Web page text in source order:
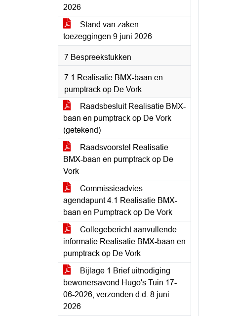
2026
Stand van zaken
toezeggingen 9 juni 2026
7 Bespreekstukken
7.1 Realisatie BMX-baan en
pumptrack op De Vork
Raadsbesluit Realisatie BMX-
baan en pumptrack op De Vork
(getekend)
Raadsvoorstel Realisatie
BMX-baan en pumptrack op De
Vork
Commissieadvies
agendapunt 4.1 Realisatie BMX-
baan en Pumptrack op De Vork
Collegebericht aanvullende
informatie Realisatie BMX-baan en
pumptrack op De Vork
Bijlage 1 Brief uitnodiging
bewonersavond Hugo's Tuin 17-
06-2026, verzonden d.d. 8 juni
2026